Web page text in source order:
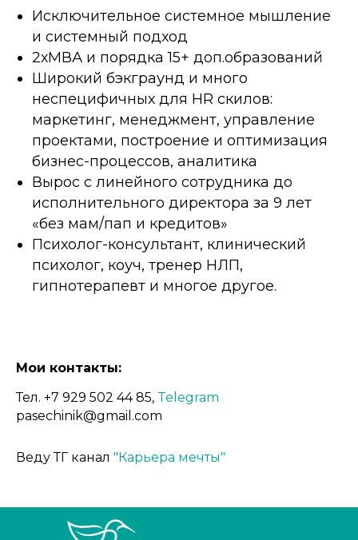
Исключительное системное мышление
и системный подход
2хМВА и порядка 15+ доп.образований
Широкий бэкграунд и много
неспецифичных для HR скилов:
маркетинг, менеджмент, управление
проектами, построение и оптимизация
бизнес-процессов, аналитика
Вырос с линейного сотрудника до
исполнительного директора за 9 лет
«без мам/пап и кредитов»
Психолог-консультант, клинический
психолог, коуч, тренер НЛП,
гипнотерапевт и многое другое.
Мои контакты:
Тел. +7 929 502 44 85, Telegram
pasechinik@gmail.com
Веду ТГ канал "Карьера мечты"